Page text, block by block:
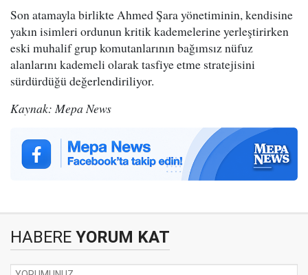
Son atamayla birlikte Ahmed Şara yönetiminin, kendisine
yakın isimleri ordunun kritik kademelerine yerleştirirken
eski muhalif grup komutanlarının bağımsız nüfuz
alanlarını kademeli olarak tasfiye etme stratejisini
sürdürdüğü değerlendiriliyor.
Kaynak: Mepa News
HABERE YORUM KAT